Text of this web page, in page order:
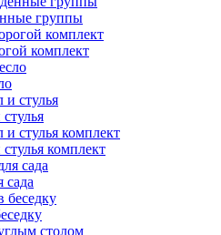
группы
комплект
комплект
сада